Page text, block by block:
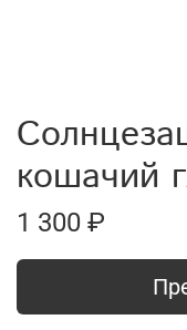
кошачий
1 300 ₽